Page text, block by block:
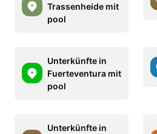
Trassenheide mit
pool
Unterkünfte in
Fuerteventura mit
pool
Unterkünfte in